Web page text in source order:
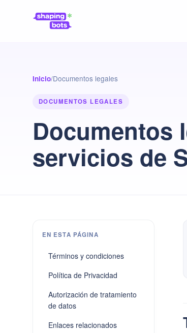
Inicio/Documentos legales
DOCUMENTOS LEGALES
Documentos
servicios de
EN ESTA PÁGINA
Términos y condiciones
Política de Privacidad
Autorización de tratamiento
de datos
Enlaces relacionados